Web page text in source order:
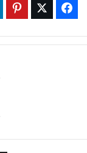
Facebook
Twitter